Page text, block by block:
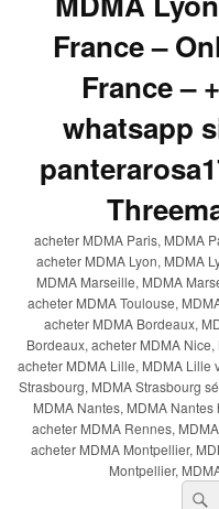
France –
France –
whatsapp
acheter MDMA Paris, MDMA
acheter MDMA Lyon, MDMA
MDMA Marseille, MDMA
acheter MDMA Toulouse,
acheter MDMA Bordeaux,
Bordeaux, acheter MDMA
acheter MDMA Lille, MDMA Lille
Strasbourg, MDMA Strasbourg
MDMA Nantes, MDMA
acheter MDMA Rennes,
acheter MDMA Montpellier,
Montpellier,